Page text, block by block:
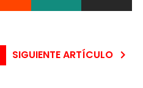
SIGUIENTE ARTÍCULO